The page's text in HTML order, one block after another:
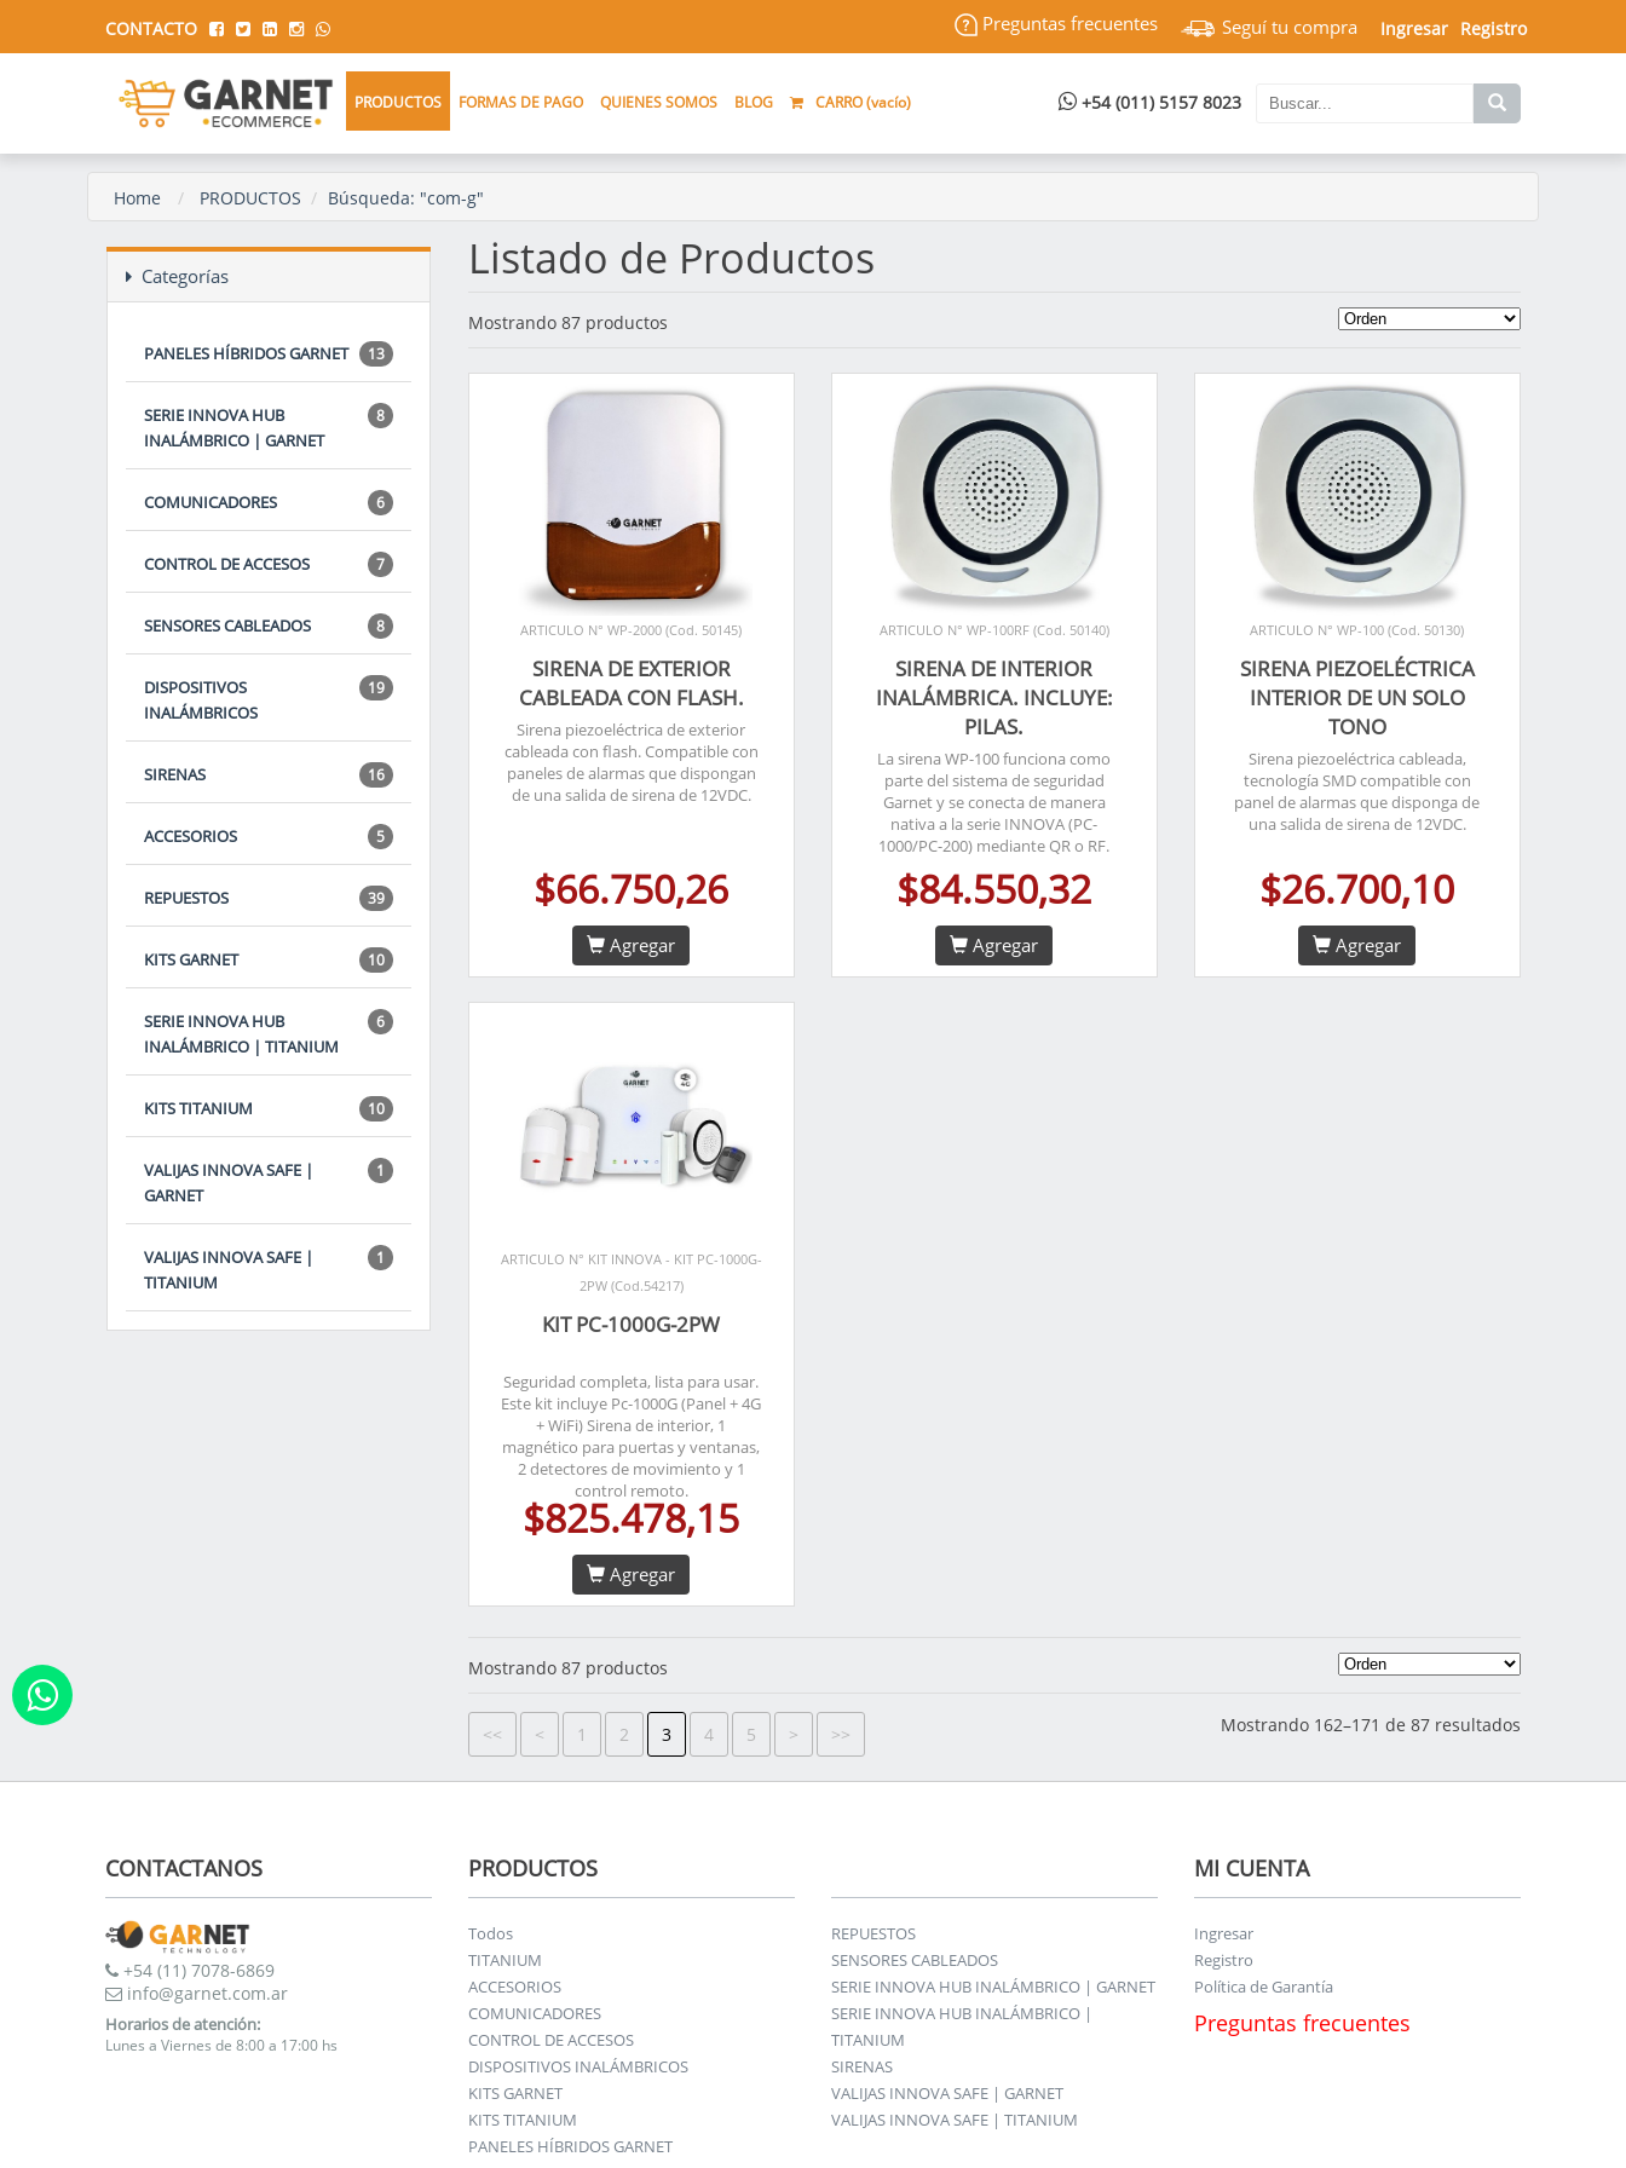
CONTACTO Ingresar Registro
Seguí tu compra
Preguntas frecuentes
+54 (011) 5157 8023
PRODUCTOS FORMAS DE PAGO QUIENES SOMOS BLOG CARRO (vacío)
Home PRODUCTOS Búsqueda: "com-g"
Categorías
13
PANELES HÍBRIDOS GARNET
8
SERIE INNOVA HUB
INALÁMBRICO | GARNET
6
COMUNICADORES
7
CONTROL DE ACCESOS
8
SENSORES CABLEADOS
19
DISPOSITIVOS
INALÁMBRICOS
16
SIRENAS
5
ACCESORIOS
39
REPUESTOS
10
KITS GARNET
6
SERIE INNOVA HUB
INALÁMBRICO | TITANIUM
10
KITS TITANIUM
1
VALIJAS INNOVA SAFE |
GARNET
1
VALIJAS INNOVA SAFE |
TITANIUM
Listado de Productos
Mostrando 87 productos
ARTICULO N° WP-2000 (Cod. 50145)
SIRENA DE EXTERIOR
CABLEADA CON FLASH.
Sirena piezoeléctrica de exterior
cableada con flash. Compatible con
paneles de alarmas que dispongan
de una salida de sirena de 12VDC.
$66.750,26
Agregar
ARTICULO N° WP-100RF (Cod. 50140)
SIRENA DE INTERIOR
INALÁMBRICA. INCLUYE:
PILAS.
La sirena WP-100 funciona como
parte del sistema de seguridad
Garnet y se conecta de manera
nativa a la serie INNOVA (PC-
1000/PC-200) mediante QR o RF.
$84.550,32
Agregar
ARTICULO N° WP-100 (Cod. 50130)
SIRENA PIEZOELÉCTRICA
INTERIOR DE UN SOLO
TONO
Sirena piezoeléctrica cableada,
tecnología SMD compatible con
panel de alarmas que disponga de
una salida de sirena de 12VDC.
$26.700,10
Agregar
ARTICULO N° KIT INNOVA - KIT PC-1000G-
2PW (Cod.54217)
KIT PC-1000G-2PW
Seguridad completa, lista para usar.
Este kit incluye Pc-1000G (Panel + 4G
+ WiFi) Sirena de interior, 1
magnético para puertas y ventanas,
2 detectores de movimiento y 1
control remoto.
$825.478,15
Agregar
Mostrando 87 productos
<< < 1 2 3 4 5 > >> Mostrando 162–171 de 87 resultados
CONTACTANOS
+54 (11) 7078-6869
info@garnet.com.ar
Horarios de atención:
Lunes a Viernes de 8:00 a 17:00 hs
PRODUCTOS
Todos
TITANIUM
ACCESORIOS
COMUNICADORES
CONTROL DE ACCESOS
DISPOSITIVOS INALÁMBRICOS
KITS GARNET
KITS TITANIUM
PANELES HÍBRIDOS GARNET
REPUESTOS
SENSORES CABLEADOS
SERIE INNOVA HUB INALÁMBRICO | GARNET
SERIE INNOVA HUB INALÁMBRICO |
TITANIUM
SIRENAS
VALIJAS INNOVA SAFE | GARNET
VALIJAS INNOVA SAFE | TITANIUM
MI CUENTA
Ingresar
Registro
Política de Garantía
Preguntas frecuentes